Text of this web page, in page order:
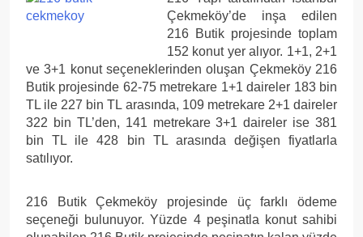
Çekmeköy’de inşa edilen
216 Butik projesinde toplam
152 konut yer alıyor. 1+1, 2+1
ve 3+1 konut seçeneklerinden oluşan Çekmeköy 216
Butik projesinde 62-75 metrekare 1+1 daireler 183 bin
TL ile 227 bin TL arasında, 109 metrekare 2+1 daireler
322 bin TL’den, 141 metrekare 3+1 daireler ise 381
bin TL ile 428 bin TL arasında değişen fiyatlarla
satılıyor.
216 Butik Çekmeköy projesinde üç farklı ödeme
seçeneği bulunuyor. Yüzde 4 peşinatla konut sahibi